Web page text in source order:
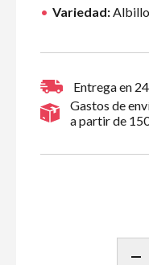
Variedad:
Entrega en
Gastos de
a partir de